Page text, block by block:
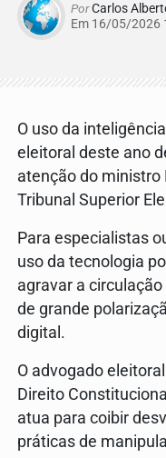
PorCarlos
Em 16/05/2026
O uso da
eleitoral deste ano
atenção do
Tribunal Superior
Para especialistas
uso da tecnologia
agravar a
de grande
digital.
O advogado
Direito
atua para coibir
práticas de